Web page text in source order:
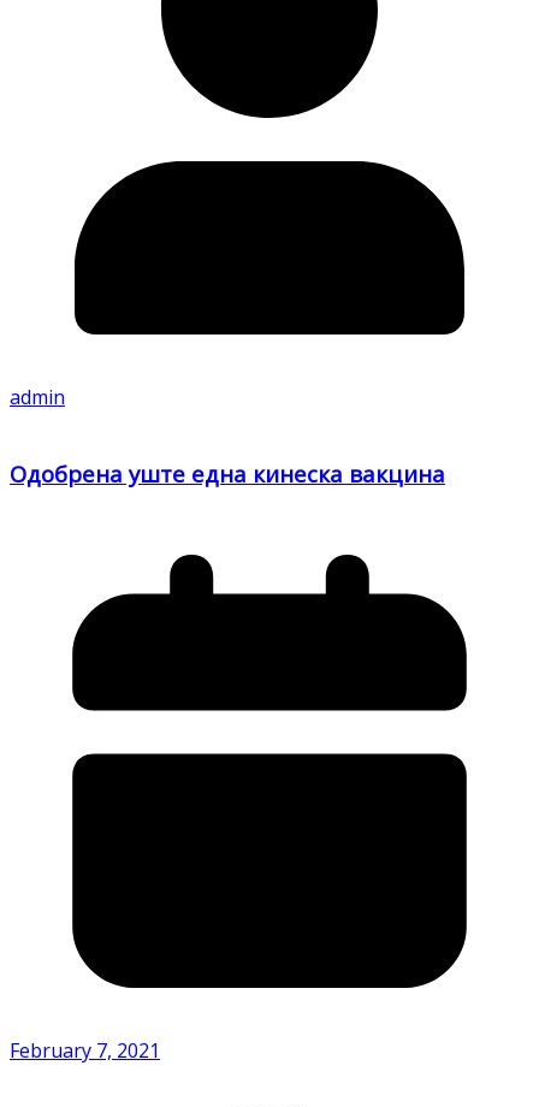
admin
Одобрена уште една кинеска вакцина
February 7, 2021